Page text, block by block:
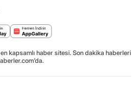
kapsamlı haber sitesi. Son dakika haberleri